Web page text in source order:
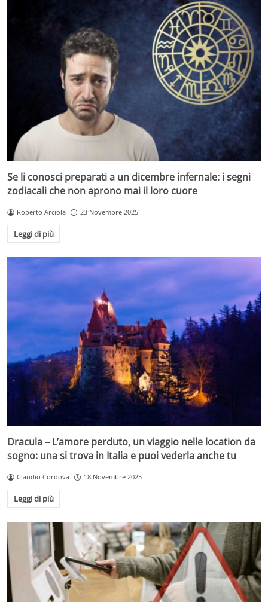
Se li conosci preparati a un dicembre infernale: i segni
zodiacali che non aprono mai il loro cuore
Roberto Arciola 23 Novembre 2025
Leggi di più
Dracula – L’amore perduto, un viaggio nelle location da
sogno: una si trova in Italia e puoi vederla anche tu
Claudio Cordova 18 Novembre 2025
Leggi di più